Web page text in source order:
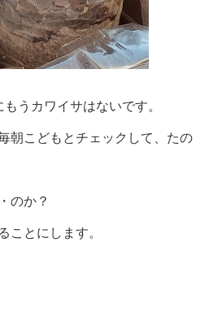
うカワイサはないです。
朝こどもとチェックして、たの
のか？
ことにします。